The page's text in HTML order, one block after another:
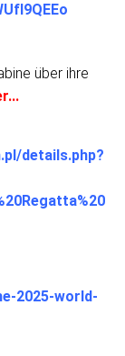
über ihre
details.php?
2025-world-